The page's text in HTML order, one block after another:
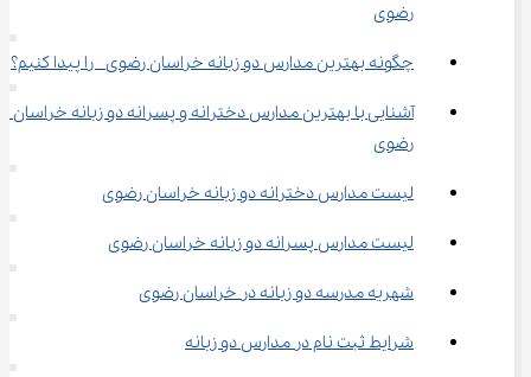
رضوی
چگونه بهترین مدارس دو زبانه خراسان رضوی  را پیدا کنیم؟
آشنایی با بهترین مدارس دخترانه و پسرانه دو زبانه خراسان
رضوی
لیست مدارس دخترانه دو زبانه خراسان رضوی
لیست مدارس پسرانه دو زبانه خراسان رضوی
شهریه مدرسه دو زبانه در خراسان رضوی
شرایط ثبت نام در مدارس دو زبانه